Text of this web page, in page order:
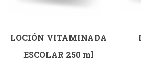
LOCIÓN VITAMINADA
ESCOLAR 250 ml